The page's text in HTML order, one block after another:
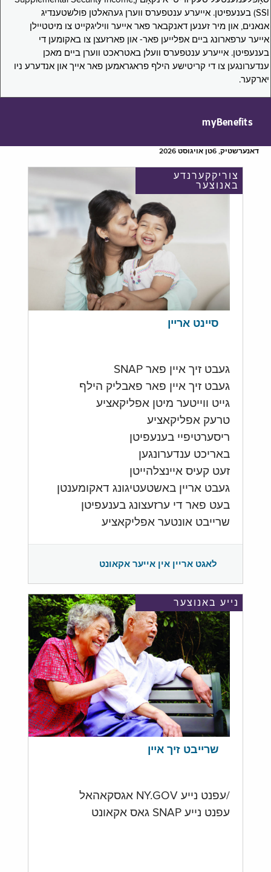
SSI) בענעפיטן. אייערע ענטפערס ווערן געהאלטן פולשטענדיג
אנאנים, און מיר זענען דאנקבאר פאר אייער וויליגקייט צו מיטטיילן
אייער ערפארונג ביים אפּלייען פאר- און פארזעצן צו באקומען די
בענעפיטן. אייערע ענטפערס וועלן באטראכט ווערן ביים מאכן
ענדערונגען צו די קריטישע הילף פראגראמען פאר אייך און אנדערע ניו
יארקער.
myBenefits
דאנערשטיק, 6טן אויגוסט 2026
צוריקקערנדע
באנוצער
סיינט אריין
געבט זיך איין פאר SNAP
געבט זיך איין פאר פאבליק הילף
גייט ווייטער מיטן אפליקאציע
טרעק אפליקאציע
ריסערטיפיי בענעפיטן
באריכט ענדערונגען
זעט קעיס איינצלהייטן
געבט אריין באשטעטיגונג דאקומענטן
בעט פאר די ערזעצונג בענעפיטן
שרייבט אונטער אפליקאציע
לאגט אריין אין אייער אקאונט
נייע באנוצער
שרייבט זיך איין
/עפנט נייע NY.GOV אגסקאהאל
עפנט נייע SNAP גאס אקאונט